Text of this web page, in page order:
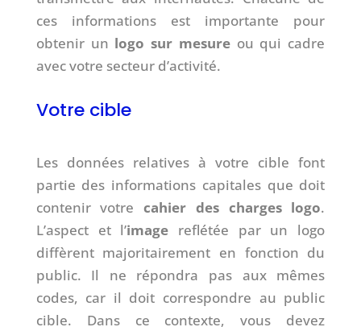
ces informations est importante pour
obtenir un logo sur mesureou qui cadre
avec votre secteur d’activité.
Votre cible
Les données relatives à votre cible font
partie des informations capitales que doit
contenir votrecahier des charges logo.
L’aspect et l’image reflétée par un logo
diffèrent majoritairement en fonction du
public. Il ne répondra pas aux mêmes
codes, car il doit correspondre au public
cible. Dans ce contexte, vous devez